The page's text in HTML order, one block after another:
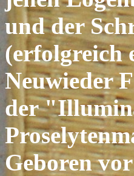
und der
(erfolgreich
Neuwieder
der
Geboren